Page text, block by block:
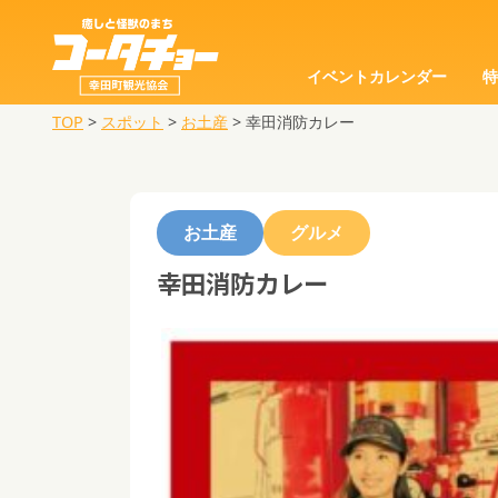
イベントカレンダー
TOP > スポット > お土産 > 幸田消防カレー
お土産 グルメ
幸田消防カレー